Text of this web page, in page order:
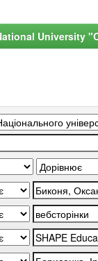
University